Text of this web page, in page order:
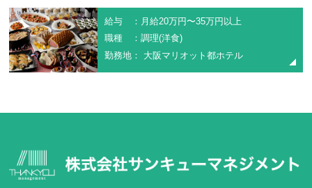
給与 ：月給20万円〜35万円以上
職種 ：調理(洋食)
勤務地： 大阪マリオット都ホテル